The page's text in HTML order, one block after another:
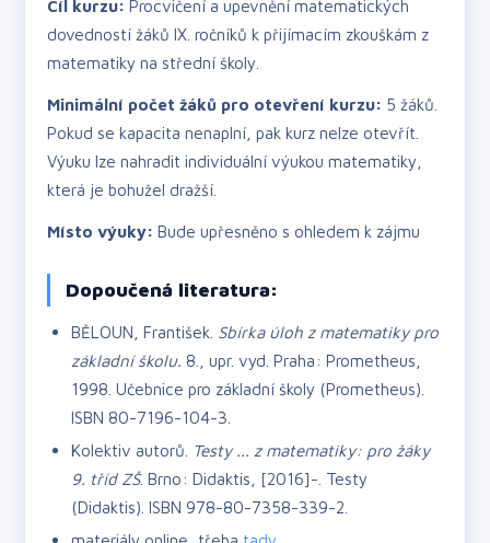
Cíl kurzu: Procvičení a upevnění matematických
dovedností žáků IX. ročníků k přijímacím zkouškám z
matematiky na střední školy.
Minimální počet žáků pro otevření kurzu: 5 žáků.
Pokud se kapacita nenaplní, pak kurz nelze otevřít.
Výuku lze nahradit individuální výukou matematiky,
která je bohužel dražší.
Místo výuky: Bude upřesněno s ohledem k zájmu
Dopoučená literatura:
BĚLOUN, František. Sbírka úloh z matematiky pro
základní školu. 8., upr. vyd. Praha: Prometheus,
1998. Učebnice pro základní školy (Prometheus).
ISBN 80-7196-104-3.
Kolektiv autorů. Testy ... z matematiky: pro žáky
9. tříd ZŠ. Brno: Didaktis, [2016]-. Testy
(Didaktis). ISBN 978-80-7358-339-2.